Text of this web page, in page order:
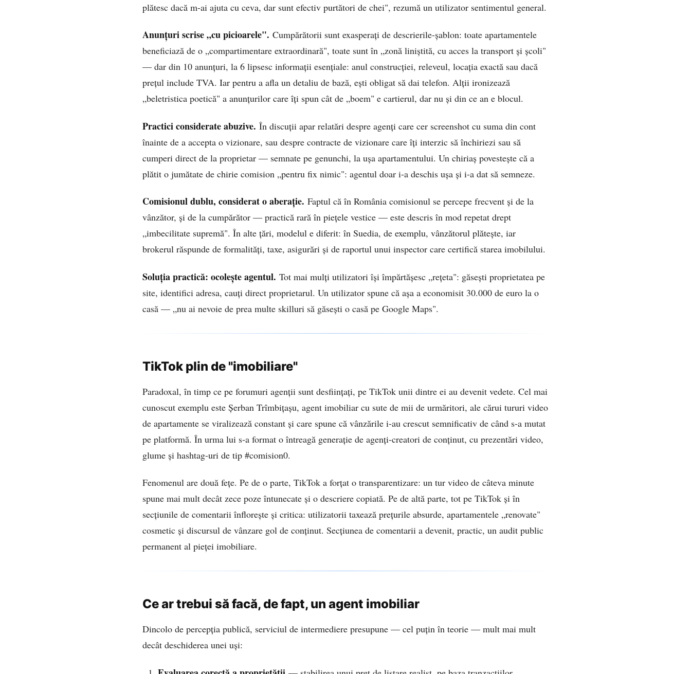
plătesc dacă m-ai ajuta cu ceva, dar sunt efectiv purtători de chei", rezumă un utilizator sentimentul general.
Anunțuri scrise „cu picioarele". Cumpărătorii sunt exasperați de descrierile-șablon: toate apartamentele
beneficiază de o „compartimentare extraordinară", toate sunt în „zonă liniștită, cu acces la transport și școli"
— dar din 10 anunțuri, la 6 lipsesc informații esențiale: anul construcției, releveul, locația exactă sau dacă
prețul include TVA. Iar pentru a afla un detaliu de bază, ești obligat să dai telefon. Alții ironizează
„beletristica poetică" a anunțurilor care îți spun cât de „boem" e cartierul, dar nu și din ce an e blocul.
Practici considerate abuzive. În discuții apar relatări despre agenți care cer screenshot cu suma din cont
înainte de a accepta o vizionare, sau despre contracte de vizionare care îți interzic să închiriezi sau să
cumperi direct de la proprietar — semnate pe genunchi, la ușa apartamentului. Un chiriaș povestește că a
plătit o jumătate de chirie comision „pentru fix nimic": agentul doar i-a deschis ușa și i-a dat să semneze.
Comisionul dublu, considerat o aberație. Faptul că în România comisionul se percepe frecvent și de la
vânzător, și de la cumpărător — practică rară în piețele vestice — este descris în mod repetat drept
„imbecilitate supremă". În alte țări, modelul e diferit: în Suedia, de exemplu, vânzătorul plătește, iar
brokerul răspunde de formalități, taxe, asigurări și de raportul unui inspector care certifică starea imobilului.
Soluția practică: ocolește agentul. Tot mai mulți utilizatori își împărtășesc „rețeta": găsești proprietatea pe
site, identifici adresa, cauți direct proprietarul. Un utilizator spune că așa a economisit 30.000 de euro la o
casă — „nu ai nevoie de prea multe skilluri să găsești o casă pe Google Maps".
TikTok plin de "imobiliare"
Paradoxal, în timp ce pe forumuri agenții sunt desființați, pe TikTok unii dintre ei au devenit vedete. Cel mai
cunoscut exemplu este Șerban Trîmbițașu, agent imobiliar cu sute de mii de urmăritori, ale cărui tururi video
de apartamente se viralizează constant și care spune că vânzările i-au crescut semnificativ de când s-a mutat
pe platformă. În urma lui s-a format o întreagă generație de agenți-creatori de conținut, cu prezentări video,
glume și hashtag-uri de tip #comision0.
Fenomenul are două fețe. Pe de o parte, TikTok a forțat o transparentizare: un tur video de câteva minute
spune mai mult decât zece poze întunecate și o descriere copiată. Pe de altă parte, tot pe TikTok și în
secțiunile de comentarii înflorește și critica: utilizatorii taxează prețurile absurde, apartamentele „renovate"
cosmetic și discursul de vânzare gol de conținut. Secțiunea de comentarii a devenit, practic, un audit public
permanent al pieței imobiliare.
Ce ar trebui să facă, de fapt, un agent imobiliar
Dincolo de percepția publică, serviciul de intermediere presupune — cel puțin în teorie — mult mai mult
decât deschiderea unei uși: